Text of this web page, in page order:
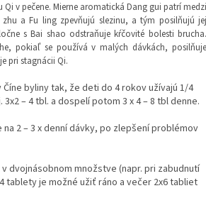
v pečene. Mierne aromatická Dang gui patrí medzi
a Fu ling zpevňujú slezinu, a tým posilňujú jej
s Bai shao odstraňuje kŕčovité bolesti brucha.
pokiaľ se používá v malých dávkách, posilňuje
pri stagnácii Qi.
byliny tak, že deti do 4 rokov užívajú 1/4
– 4 tbl. a dospelí potom 3 x 4 – 8 tbl denne.
2 – 3 x denní dávky, po zlepšení problémov
dvojnásobnom množstve (napr. pri zabudnutí
tablety je možné užiť ráno a večer 2x6 tabliet